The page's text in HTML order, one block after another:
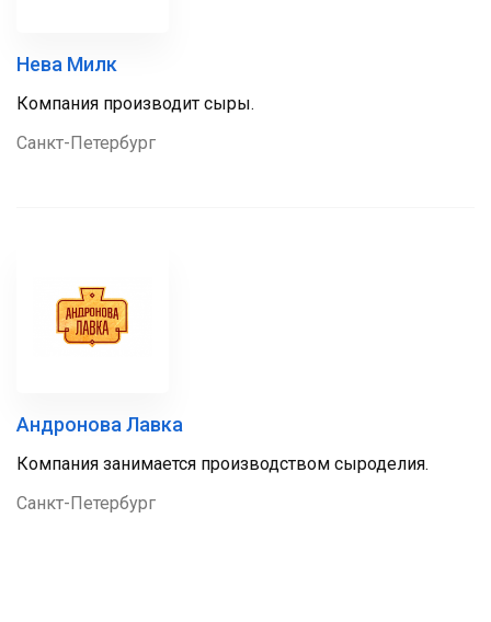
Нева Милк
Компания производит сыры.
Санкт-Петербург
Андронова Лавка
Компания занимается производством сыроделия.
Санкт-Петербург